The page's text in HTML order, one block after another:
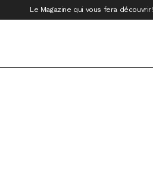
Le Magazine qui vous fera découvrir!